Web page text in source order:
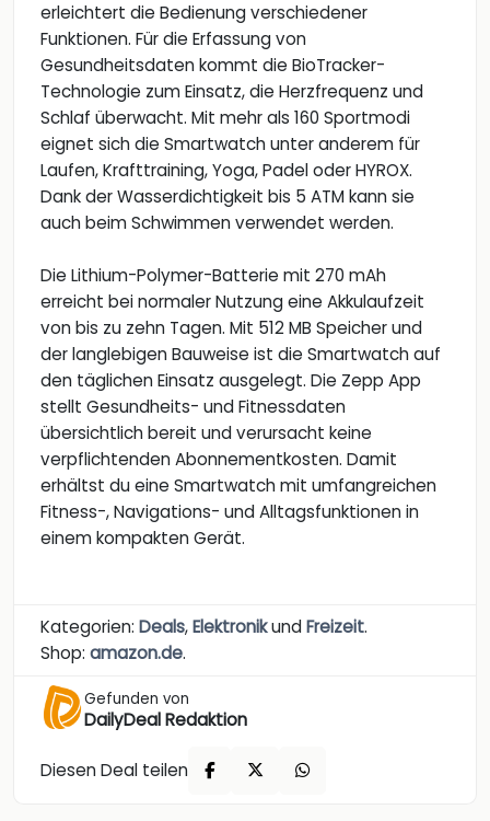
erleichtert die Bedienung verschiedener
Funktionen. Für die Erfassung von
Gesundheitsdaten kommt die BioTracker-
Technologie zum Einsatz, die Herzfrequenz und
Schlaf überwacht. Mit mehr als 160 Sportmodi
eignet sich die Smartwatch unter anderem für
Laufen, Krafttraining, Yoga, Padel oder HYROX.
Dank der Wasserdichtigkeit bis 5 ATM kann sie
auch beim Schwimmen verwendet werden.
Die Lithium-Polymer-Batterie mit 270 mAh
erreicht bei normaler Nutzung eine Akkulaufzeit
von bis zu zehn Tagen. Mit 512 MB Speicher und
der langlebigen Bauweise ist die Smartwatch auf
den täglichen Einsatz ausgelegt. Die Zepp App
stellt Gesundheits- und Fitnessdaten
übersichtlich bereit und verursacht keine
verpflichtenden Abonnementkosten. Damit
erhältst du eine Smartwatch mit umfangreichen
Fitness-, Navigations- und Alltagsfunktionen in
einem kompakten Gerät.
Kategorien: Deals,ElektronikundFreizeit.
Shop: amazon.de.
Gefunden von
DailyDeal Redaktion
Diesen Deal teilen